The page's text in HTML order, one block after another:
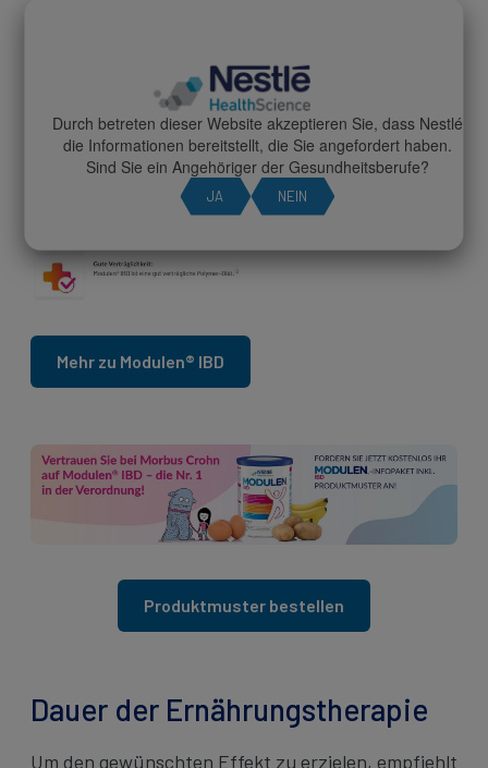
exklusive enterale Ernährungstherapie (EEN) bei
Kindern und Jugendlichen mit Morbus Crohn.
Mehr zu Modulen® IBD
Produktmuster bestellen
Dauer der Ernährungstherapie
Um den gewünschten Effekt zu erzielen, empfiehlt
Durch betreten dieser Website akzeptieren Sie, dass Nestlé
die Informationen bereitstellt, die Sie angefordert haben.
Sind Sie ein Angehöriger der Gesundheitsberufe?
JA NEIN